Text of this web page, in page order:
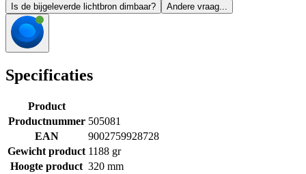
Is de bijgeleverde lichtbron dimbaar?
Andere vraag...
Specificaties
Product
Productnummer 505081
EAN
9002759928728
Gewicht product 1188 gr
Hoogte product 320 mm